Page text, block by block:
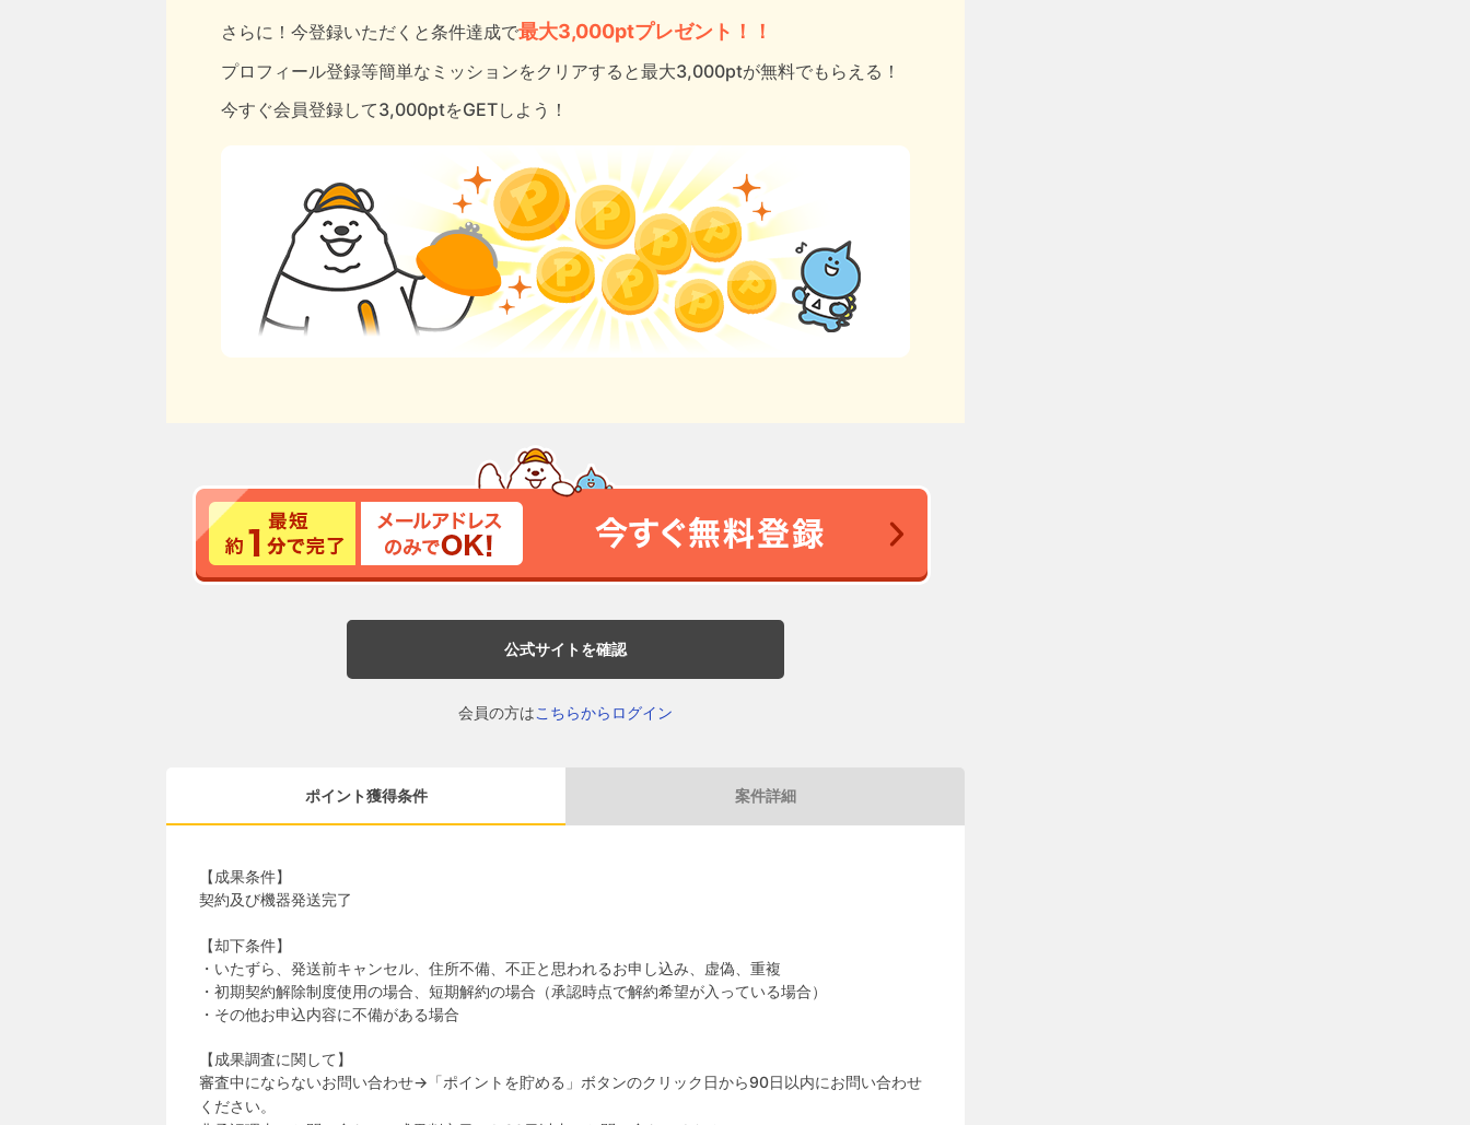
さらに！今登録いただくと条件達成で最大3,000ptプレゼント！！
プロフィール登録等簡単なミッションをクリアすると最大3,000ptが無料でもらえる！
今すぐ会員登録して3,000ptをGETしよう！
公式サイトを確認
会員の方はこちらからログイン
ポイント獲得条件 案件詳細
【成果条件】
契約及び機器発送完了
【却下条件】
・いたずら、発送前キャンセル、住所不備、不正と思われるお申し込み、虚偽、重複
・初期契約解除制度使用の場合、短期解約の場合（承認時点で解約希望が入っている場合）
・その他お申込内容に不備がある場合
【成果調査に関して】
審査中にならないお問い合わせ→「ポイントを貯める」ボタンのクリック日から90日以内にお問い合わせ
ください。